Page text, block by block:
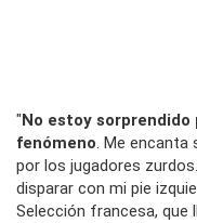
"No estoy sorprendido
fenómeno. Me encanta
por los jugadores
disparar con mi pie
Selección francesa, que